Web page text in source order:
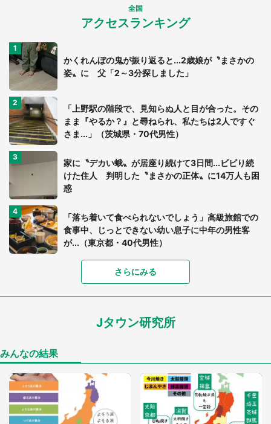
全国
アクセスランキング
かくれんぼの鬼が振り返ると...2歳娘が〝まさかの
姿〟に 父「2～3分探しました」
「上野駅の階段で、見知らぬ人と目が合った。その
まま『やるか？』と尋ねられ、私たちは2人ですぐ
さま...」（茨城県・70代男性）
家に〝デカい蛾〟が居座り続けて3日間...ビビり続
けた住人 判明した〝まさかの正体〟に14万人も困
惑
「落ち着いて食べられないでしょう」高級旅館での
食事中、じっとできない幼い息子に中年の男性客
が...（東京都・40代男性）
「可愛いのにホラー」「事件性を感じる」 ふわふ
「孫にあげると思って、あなたにこれをあげる」
「ゾワゾワする」「本当に気持ち悪い」 道端でバ
グっちゃってた〝野生の野菜〟に6.5万人戦慄
さらにみる
Jタウン研究所
みんなの結果